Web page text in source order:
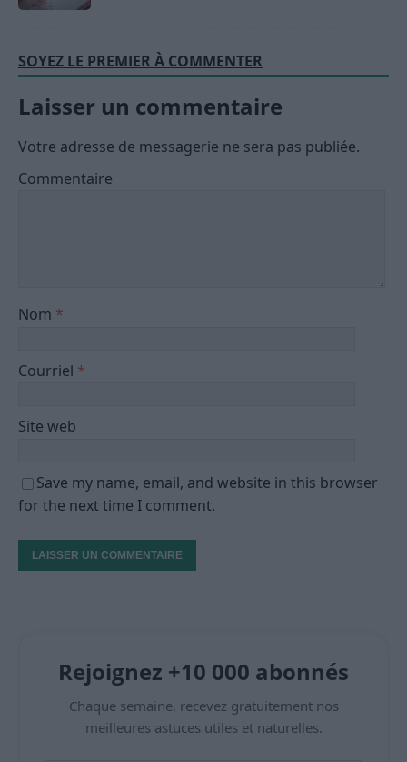
SOYEZ LE PREMIER À COMMENTER
Laisser un commentaire
Votre adresse de messagerie ne sera pas publiée.
Commentaire
Nom *
Courriel *
Site web
Save my name, email, and website in this browser
for the next time I comment.
Rejoignez +10 000 abonnés
Chaque semaine, recevez gratuitement nos
meilleures astuces utiles et naturelles.